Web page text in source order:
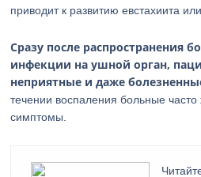
приводит к развитию евстахиита или
Сразу после распространения
инфекции на ушной орган,
неприятные и даже
течении воспаления больные
симптомы.